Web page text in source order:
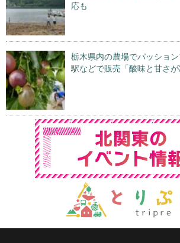
応も
栃木県内の農場でパッショ
駅などで販売「酸味と甘さが